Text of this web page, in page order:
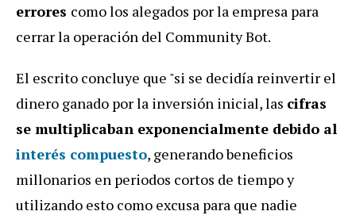
errores como los alegados por la empresa para
cerrar la operación del Community Bot.
El escrito concluye que "si se decidía reinvertir el
dinero ganado por la inversión inicial, las cifras
se multiplicaban exponencialmente debido al
interés compuesto, generando beneficios
millonarios en periodos cortos de tiempo y
utilizando esto como excusa para que nadie